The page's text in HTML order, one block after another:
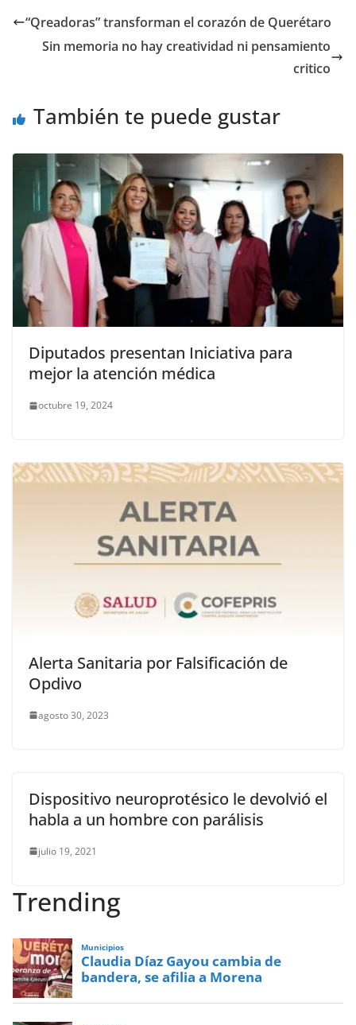
e
b
k
er l s
A
y
Li
gr
a
e
“Qreadoras” transforman el corazón de Querétaro
Sin memoria no hay creatividad ni pensamiento
critico
También te puede gustar
Diputados presentan Iniciativa para
mejor la atención médica
octubre 19, 2024
Alerta Sanitaria por Falsificación de
Opdivo
agosto 30, 2023
Dispositivo neuroprotésico le devolvió el
habla a un hombre con parálisis
julio 19, 2021
Trending
Municipios
Claudia Díaz Gayou cambia de
bandera, se afilia a Morena